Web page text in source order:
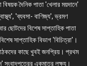
দৈনিক পাতা 'খেলার ময়দানে'
'ব্যবসা- বাণিজ্য', ভ্রমণ
ছোটদের বিশেষ সাপ্তাহিক পাতা
সাপ্তাহিক বিভাগ 'বিচিত্রা'।
কাছে খুবই জনপ্রিয়। প্রথম
সংবাদপত্রের একমাত্র লক্ষ্য।